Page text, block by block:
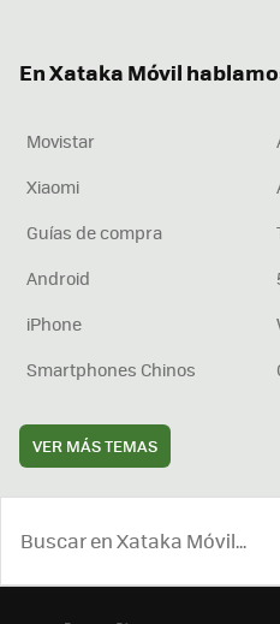
En Xataka Móvil
Movistar
Xiaomi
Guías de compra
Android
iPhone
Smartphones Chinos
VER MÁS TEMAS